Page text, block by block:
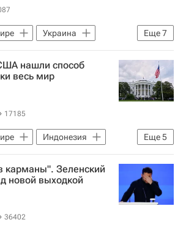
Еще7
Украина
Евросоюз
Россия
нашли способ
весь мир
17185
Еще5
Индонезия
Пит Хегсет
карманы". Зеленский
новой выходкой
36402